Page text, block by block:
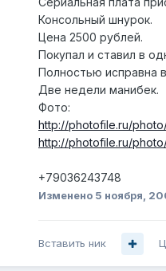
Консольный шнурок.
Цена 2500 рублей.
Покупал и ставил в
Полностью исправна
Две недели манибек.
Фото:
http://photofile.ru/
http://photofile.ru/
+79036243748
Изменено 5 ноября,
Вставить ник